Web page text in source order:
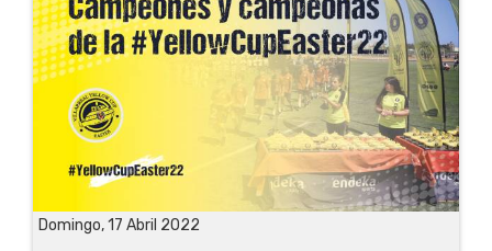
Domingo, 17 Abril 2022